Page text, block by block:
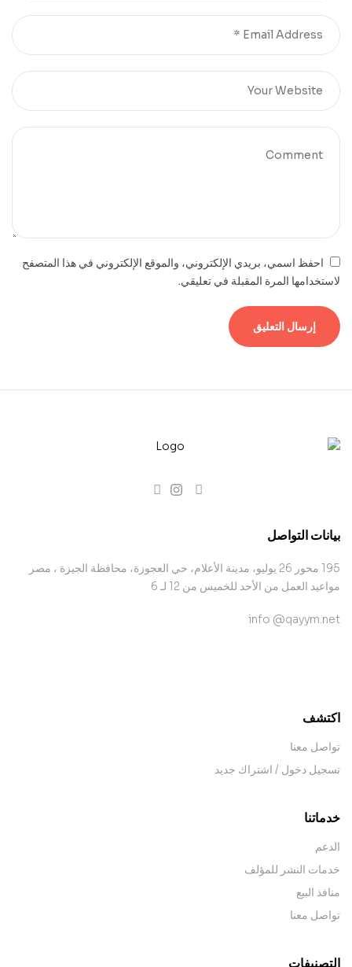
احفظ اسمي، بريدي الإلكتروني، والموقع الإلكتروني في هذا المتصفح
لاستخدامها المرة المقبلة في تعليقي.
بيانات التواصل
195 محور 26 يوليو، مدينة الأعلام، حي العجوزة، محافظة الجيزة ، مصر
مواعيد العمل من الأحد للخميس من 12 لـ 6
info @qayym.net
اكتشف
تواصل معنا
تسجيل دخول / اشتراك جديد
خدماتنا
الدعم
خدمات النشر للمؤلف
منافذ البيع
تواصل معنا
التصنيفات